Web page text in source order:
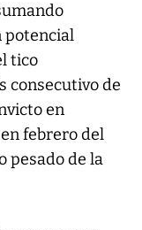
potencial
tico
consecutivo de
en
febrero del
pesado de la